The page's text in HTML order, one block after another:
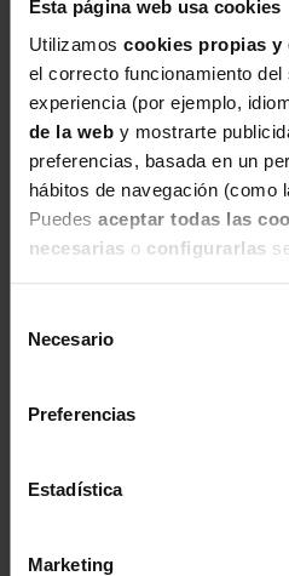
Esta página web usa cookies
Utilizamos cookies propias y
el correcto funcionamiento
experiencia (por ejemplo,
de la weby mostrarte
preferencias, basada en un
hábitos de navegación (como
Puedes aceptar todas las
necesarias o configurarlas
Necesario
Preferencias
Estadística
Marketing
ELOMI
78,95 €
67,11 €